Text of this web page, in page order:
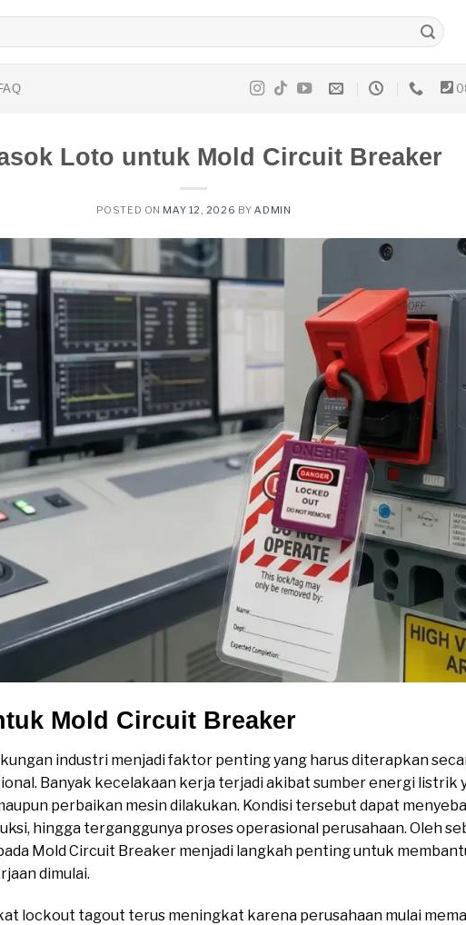
Loto untuk Mold Circuit Breaker
POSTED ON MAY 12, 2026 BYADMIN
Mold Circuit Breaker
industri menjadi faktor penting yang harus diterapkan
Banyak kecelakaan kerja terjadi akibat sumber energi listrik
perbaikan mesin dilakukan. Kondisi tersebut dapat
hingga terganggunya proses operasional perusahaan. Oleh
Mold Circuit Breaker menjadi langkah penting untuk
dimulai.
lockout tagout terus meningkat karena perusahaan mulai